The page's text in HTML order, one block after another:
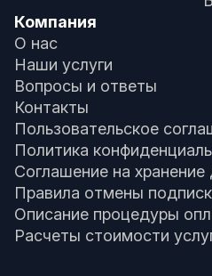
Компания
О нас
Наши услуги
Вопросы и ответы
Контакты
Пользовательское
Политика
Соглашение на хранение
Правила отмены
Описание процедуры
Расчеты стоимости